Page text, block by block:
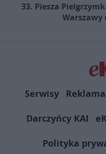
33. Piesza
Warszawy
Serwisy Reklama
Darczyńcy KAI
Polityka